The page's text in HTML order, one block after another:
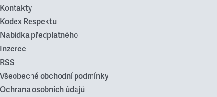
Kontakty
Kodex Respektu
Nabídka předplatného
Inzerce
RSS
Všeobecné obchodní podmínky
Ochrana osobních údajů